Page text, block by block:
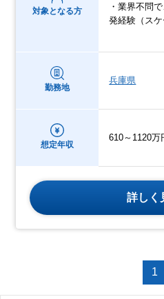
対象となる方
・業界不問
発経験（スケ
勤務地
兵庫県
想定年収
610～1120万
詳しく
1